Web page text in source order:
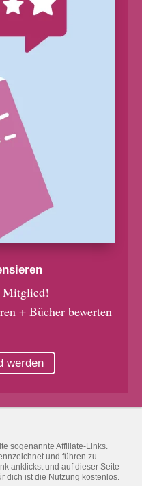
Mitglied!
+ Bücher bewerten
werden
sogenannte Affiliate-Links.
und führen zu
anklickst und auf dieser Seite
dich ist die Nutzung kostenlos.